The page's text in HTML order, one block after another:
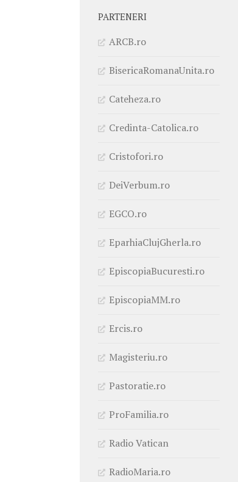
PARTENERI
ARCB.ro
BisericaRomanaUnita.ro
Cateheza.ro
Credinta-Catolica.ro
Cristofori.ro
DeiVerbum.ro
EGCO.ro
EparhiaClujGherla.ro
EpiscopiaBucuresti.ro
EpiscopiaMM.ro
Ercis.ro
Magisteriu.ro
Pastoratie.ro
ProFamilia.ro
Radio Vatican
RadioMaria.ro